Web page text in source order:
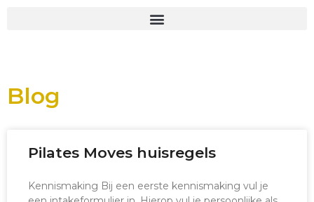
Blog
Pilates Moves huisregels
Kennismaking Bij een eerste kennismaking vul je